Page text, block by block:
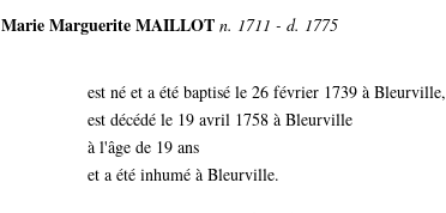
Marie Marguerite MAILLOT n. 1711 - d. 1775
est né et a été baptisé le 26 février 1739 à Bleurville,
est décédé le 19 avril 1758 à Bleurville
à l'âge de 19 ans
et a été inhumé à Bleurville.